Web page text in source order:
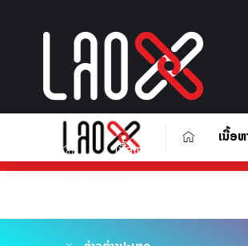
ເນື້ອຫາ
ເນື້ອຫ